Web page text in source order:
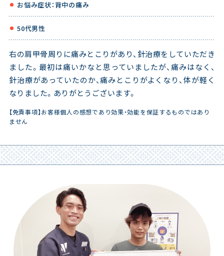
お悩み症状：背中の痛み
50代男性
右の肩甲骨周りに痛みとこりがあり、針治療をしていただき
ました。最初は痛いかなと思っていましたが、痛みはなく、
針治療があっていたのか、痛みとこりがよくなり、体が軽く
なりました。ありがとうございます。
【免責事項】お客様個人の感想であり効果・効能を保証するものではあり
ません